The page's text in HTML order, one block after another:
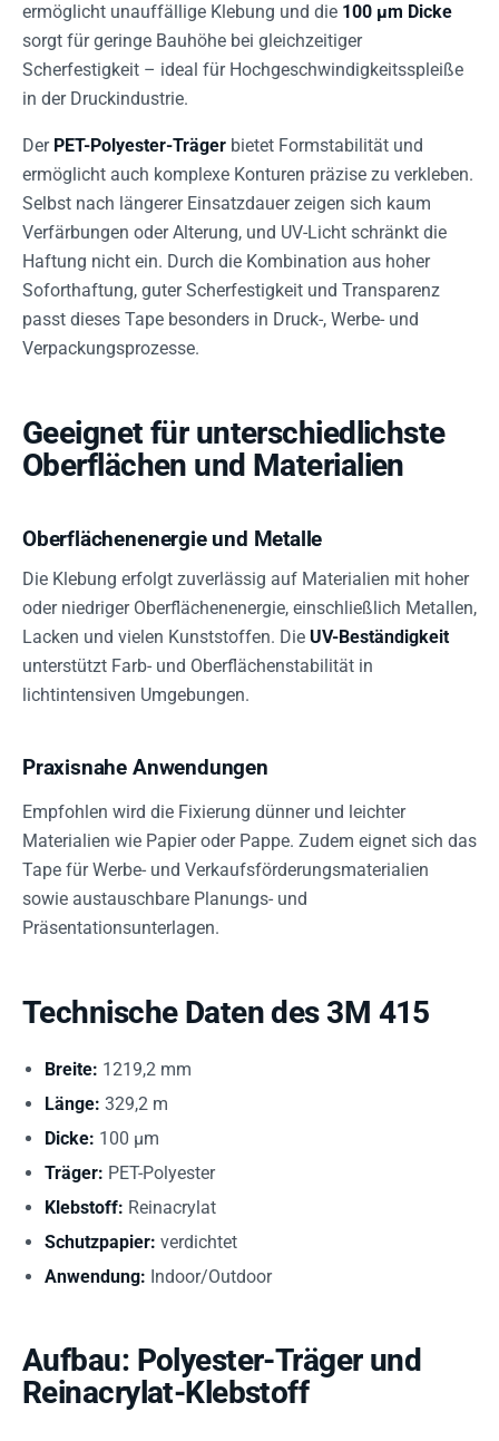
ermöglicht unauffällige Klebung und die 100 µm Dicke
sorgt für geringe Bauhöhe bei gleichzeitiger
Scherfestigkeit – ideal für Hochgeschwindigkeitsspleiße
in der Druckindustrie.
Der PET-Polyester-Träger bietet Formstabilität und
ermöglicht auch komplexe Konturen präzise zu verkleben.
Selbst nach längerer Einsatzdauer zeigen sich kaum
Verfärbungen oder Alterung, und UV-Licht schränkt die
Haftung nicht ein. Durch die Kombination aus hoher
Soforthaftung, guter Scherfestigkeit und Transparenz
passt dieses Tape besonders in Druck-, Werbe- und
Verpackungsprozesse.
Geeignet für unterschiedlichste
Oberflächen und Materialien
Oberflächenenergie und Metalle
Die Klebung erfolgt zuverlässig auf Materialien mit hoher
oder niedriger Oberflächenenergie, einschließlich Metallen,
Lacken und vielen Kunststoffen. Die UV-Beständigkeit
unterstützt Farb- und Oberflächenstabilität in
lichtintensiven Umgebungen.
Praxisnahe Anwendungen
Empfohlen wird die Fixierung dünner und leichter
Materialien wie Papier oder Pappe. Zudem eignet sich das
Tape für Werbe- und Verkaufsförderungsmaterialien
sowie austauschbare Planungs- und
Präsentationsunterlagen.
Technische Daten des 3M 415
Breite: 1219,2 mm
Länge: 329,2 m
Dicke: 100 µm
Träger: PET-Polyester
Klebstoff: Reinacrylat
Schutzpapier: verdichtet
Anwendung: Indoor/Outdoor
Aufbau: Polyester-Träger und
Reinacrylat-Klebstoff